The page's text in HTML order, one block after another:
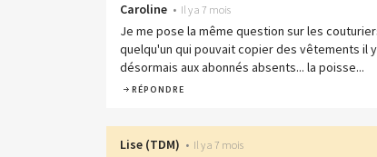
Caroline • Il y a 7 mois
Je me pose la même question sur les
quelqu'un qui pouvait copier des vêtements il
désormais aux abonnés absents... la poisse...
RÉPONDRE
Lise (TDM) • Il y a 7 mois